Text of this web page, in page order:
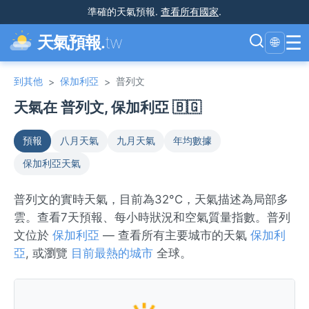
準確的天氣預報. 查看所有國家.
天氣預報.tw 🌐 ☰
到其他 > 保加利亞 > 普列文
天氣在 普列文, 保加利亞 🇧🇬
預報 八月天氣 九月天氣
年均數據
保加利亞天氣
普列文的實時天氣，目前為32°C，天氣描述為局部多
雲。查看7天預報、每小時狀況和空氣質量指數。普列
文位於 保加利亞 — 查看所有主要城市的天氣 保加利
亞, 或瀏覽 目前最熱的城市 全球。